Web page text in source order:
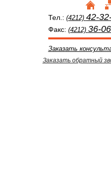
Тел.: (4212) 42-
Факс: (4212) 36-
Заказать
Заказать обратный